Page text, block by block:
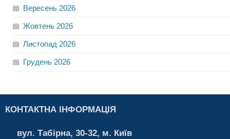
Вересень 2026
Жовтень 2026
Листопад 2026
Грудень 2026
КОНТАКТНА ІНФОРМАЦІЯ
вул. Табірна, 30-32, м. Київ